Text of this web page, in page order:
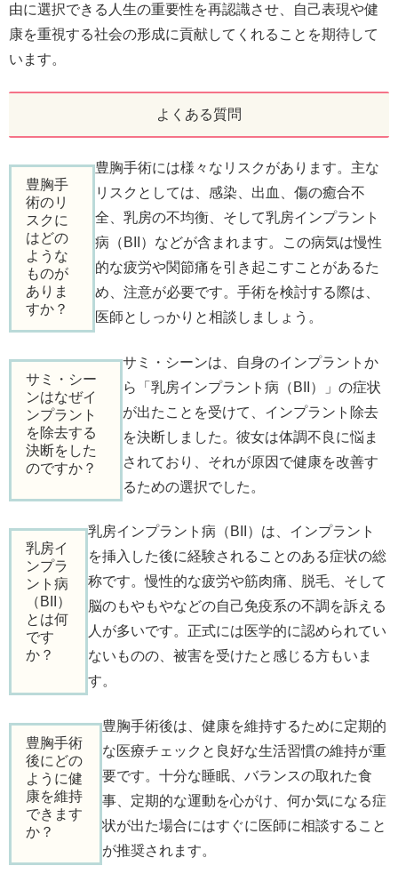
由に選択できる人生の重要性を再認識させ、自己表現や健
康を重視する社会の形成に貢献してくれることを期待して
います。
よくある質問
豊胸手
術のリ
スクに
はどの
ような
ものが
ありま
すか？
豊胸手術には様々なリスクがあります。主な
リスクとしては、感染、出血、傷の癒合不
全、乳房の不均衡、そして乳房インプラント
病（BII）などが含まれます。この病気は慢性
的な疲労や関節痛を引き起こすことがあるた
め、注意が必要です。手術を検討する際は、
医師としっかりと相談しましょう。
サミ・シー
ンはなぜイ
ンプラント
を除去する
決断をした
のですか？
サミ・シーンは、自身のインプラントか
ら「乳房インプラント病（BII）」の症状
が出たことを受けて、インプラント除去
を決断しました。彼女は体調不良に悩ま
されており、それが原因で健康を改善す
るための選択でした。
乳房イ
ンプラ
ント病
（BII）
とは何
です
か？
乳房インプラント病（BII）は、インプラント
を挿入した後に経験されることのある症状の総
称です。慢性的な疲労や筋肉痛、脱毛、そして
脳のもやもやなどの自己免疫系の不調を訴える
人が多いです。正式には医学的に認められてい
ないものの、被害を受けたと感じる方もいま
す。
豊胸手術
後にどの
ように健
康を維持
できます
か？
豊胸手術後は、健康を維持するために定期的
な医療チェックと良好な生活習慣の維持が重
要です。十分な睡眠、バランスの取れた食
事、定期的な運動を心がけ、何か気になる症
状が出た場合にはすぐに医師に相談すること
が推奨されます。